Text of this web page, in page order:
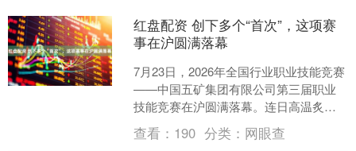
红盘配资 创下多个“首次”，这项赛
事在沪圆满落幕
7月23日，2026年全国行业职业技能竞赛
——中国五矿集团有限公司第三届职业
技能竞赛在沪圆满落幕。连日高温炙烤
之下，这座城市见证了一场技艺与意志
的双重淬炼，一批....
查看： 190 分类： 网眼查